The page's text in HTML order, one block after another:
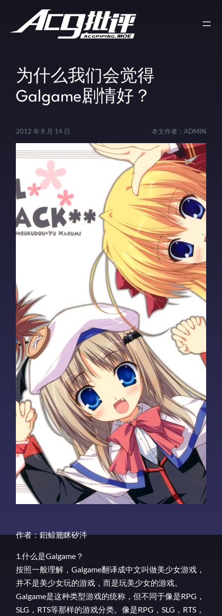
为什么我们会觉得
Galgame剧情好？
2012 年 8 月 14 日 本文作者： ADMIN
作者：鈤鲸簏眯矽汼
1.什么是Galgame？
按照一般理解，Galgame翻译成中文叫做美少女游戏，
并不是美少女玩的游戏，而是玩美少女的游戏。
Galgame是这种类型游戏的统称，但不同于像是RPG，
SLG，RTS等那样的游戏分类。像是RPG，SLG，RTS，